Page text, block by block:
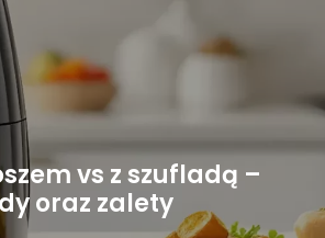
vs z szufladą –
oraz zalety